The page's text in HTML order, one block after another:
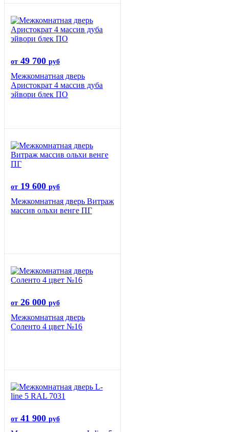
от 49 700 руб
Межкомнатная дверь
Аристократ 4 массив дуба
эйвори блек ПО
от 19 600 руб
Межкомнатная дверь Витраж
массив ольхи венге ПГ
от 26 000 руб
Межкомнатная дверь
Соленто 4 цвет №16
от 41 900 руб